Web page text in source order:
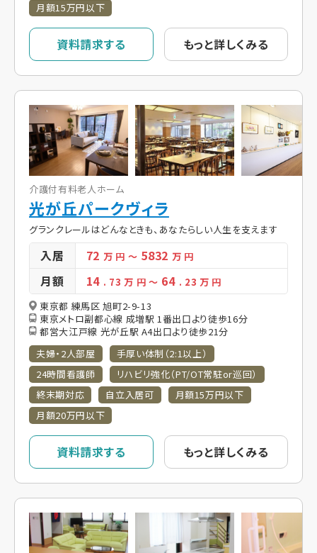
月額15万円以下
資料請求する もっと詳しくみる
介護付有料老人ホーム
光が丘パークヴィラ
グランクレールはどんなときも、あなたらしい人生を支えます
入居 72万 円 ～ 5832万 円
月額 14 . 73万 円 ～ 64 . 23 万 円
東京都 練馬区 旭町2-9-13
東京メトロ副都心線 成増駅 1番出口より徒歩16分
都営大江戸線 光が丘駅 A4出口より徒歩21分
夫婦・2人部屋
手厚い体制（2:1以上）
24時間看護師
リハビリ強化（PT/OT常駐or巡回）
終末期対応
自立入居可
月額15万円以下
月額20万円以下
資料請求する もっと詳しくみる